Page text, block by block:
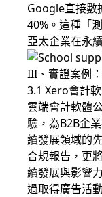
Google直接數
40%。這種「
亞太企業在永
III、實證案例
3.1 Xero會計
雲端會計軟體
驗，為B2B企
續發展領域的
合規報告，更
續發展與影響
過取得廣告活